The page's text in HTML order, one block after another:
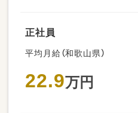
正社員
平均月給（和歌山県）
22.9万円